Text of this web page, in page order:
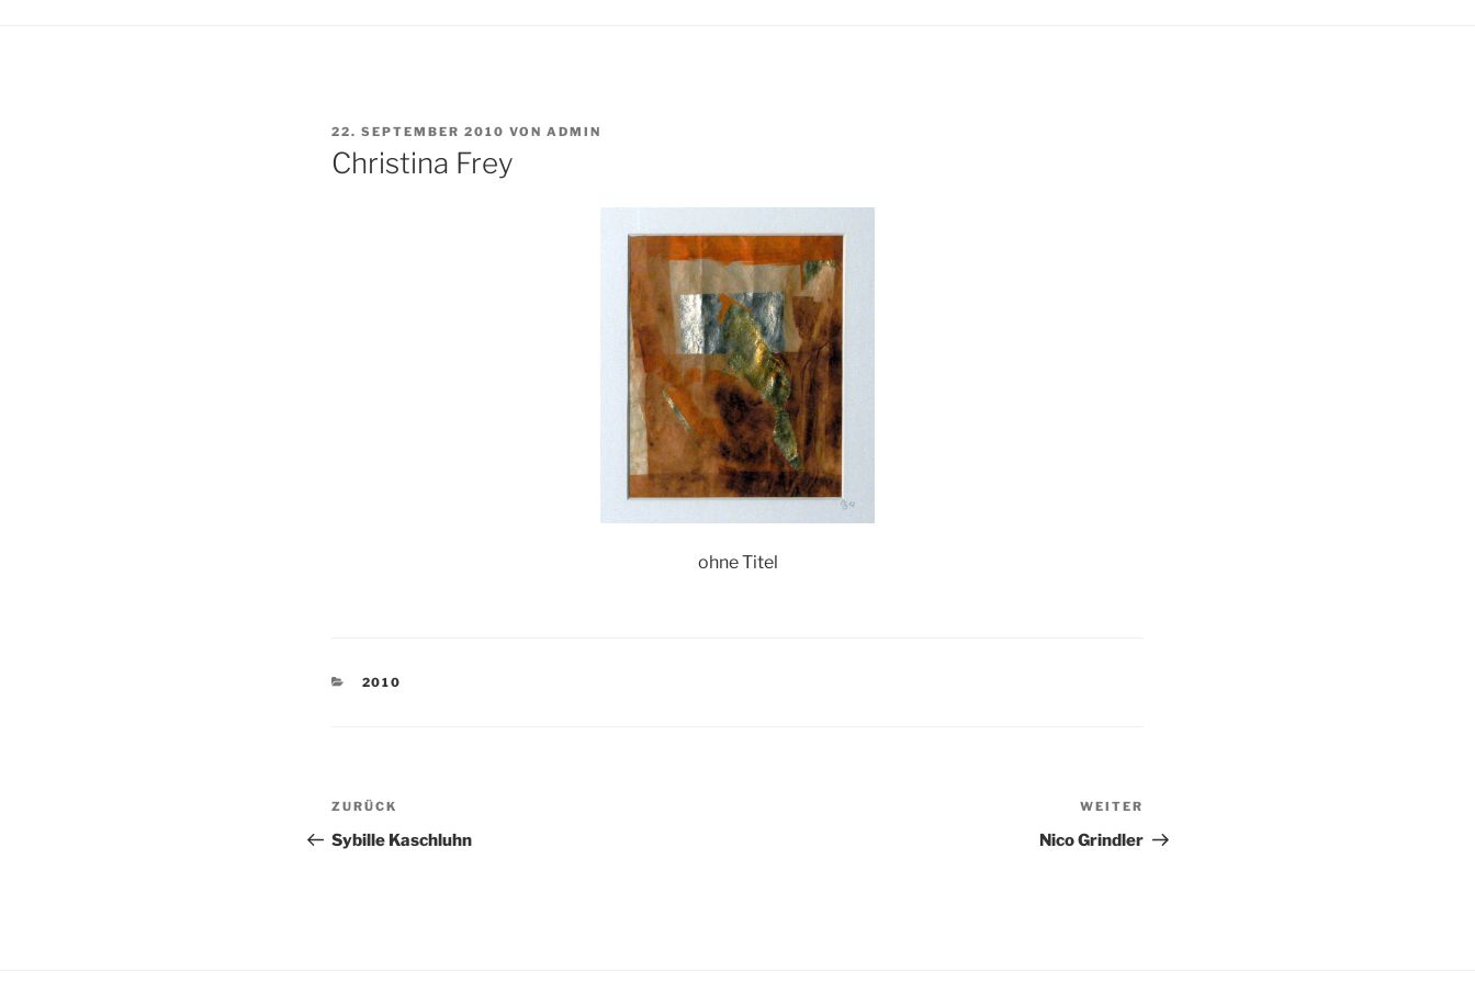
VERÖFFENTLICHT
AM
22. SEPTEMBER 2010 VON ADMIN
Christina Frey
ohne Titel
KATEGORIEN
2010
Beitragsnavigation
Vorheriger
Beitrag
ZURÜCK
Sybille Kaschluhn
Beitrag
WEITER
Nico Grindler